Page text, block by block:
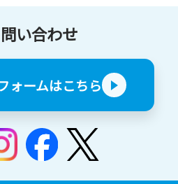
い合わせ
ォームはこちら